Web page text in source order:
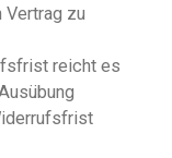
Vertrag zu
reicht es